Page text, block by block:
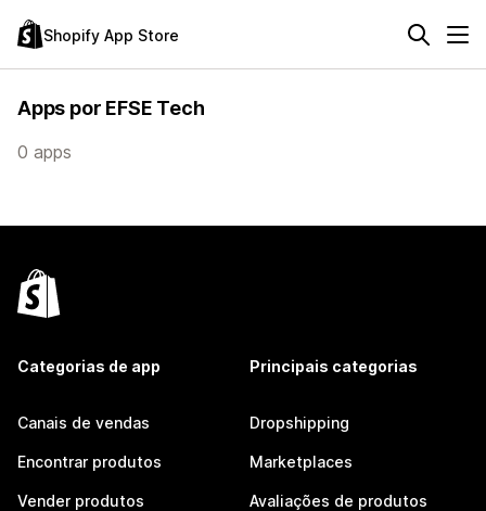
Shopify App Store
Apps por EFSE Tech
0 apps
Categorias de app
Canais de vendas
Encontrar produtos
Vender produtos
Principais categorias
Dropshipping
Marketplaces
Avaliações de produtos